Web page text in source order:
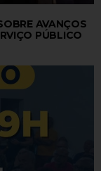
AVANÇOS
PÚBLICO